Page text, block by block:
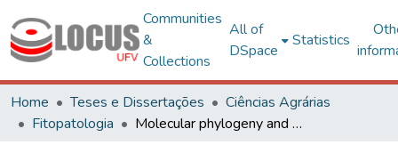
Communities
&
Collections
All of
DSpace
Statistics
Home Teses e Dissertações
Ciências Agrárias
Fitopatologia
Molecular phylogeny and morphological characterization of the etiological agent of sour rot on fruits and vegetables in Brazil